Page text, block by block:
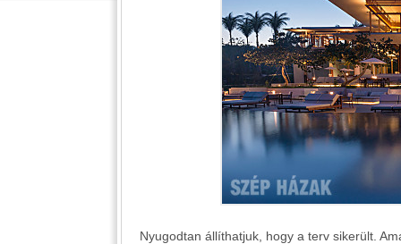
Nyugodtan állíthatjuk, hogy a terv sikerült.